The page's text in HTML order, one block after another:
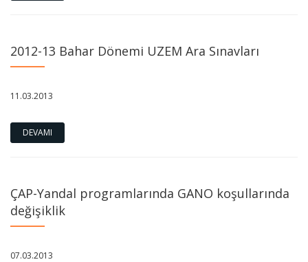
2012-13 Bahar Dönemi UZEM Ara Sınavları
11.03.2013
DEVAMI
ÇAP-Yandal programlarında GANO koşullarında
değişiklik
07.03.2013